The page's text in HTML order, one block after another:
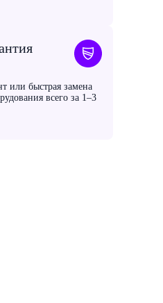
или быстрая замена
всего за 1–3